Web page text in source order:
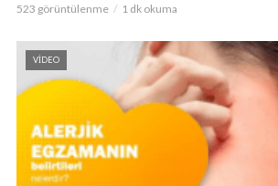
523 görüntülenme 1 dk okuma
VIDEO